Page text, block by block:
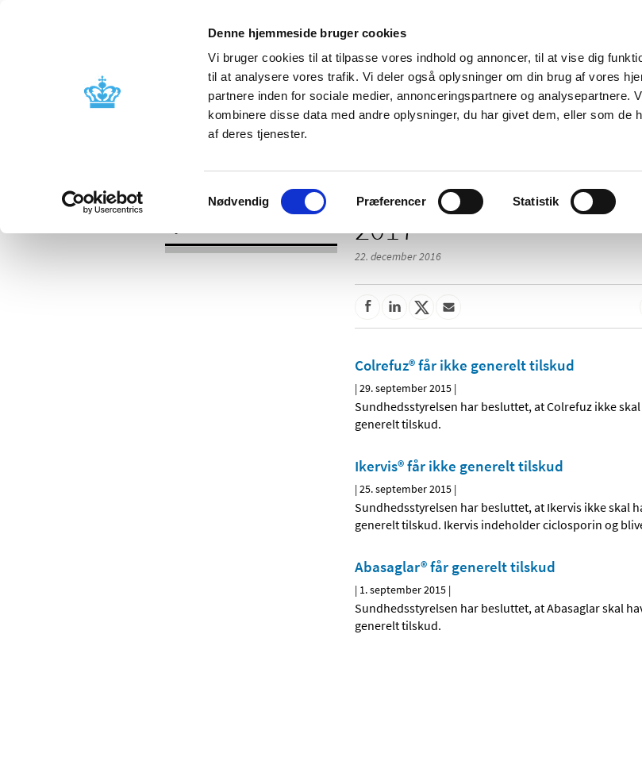
Denne hjemmeside bruger cookies
Vi bruger cookies til at tilpasse vores indhold og annoncer, til at vise dig
til at analysere vores trafik. Vi deler også oplysninger om din brug af vores
partnere inden for sociale medier, annonceringspartnere og analysepartnere.
kombinere disse data med andre oplysninger, du har givet dem, eller som de
af deres tjenester.
Samtykkevalg
Nødvendig Præferencer Statistik
Nyheder Om os
Godkendelse og
Bivirkninger og
produktinformation
Tilskud og
Apoteker og
2017
22. december 2016
Colrefuz® får ikke generelt tilskud
|29. september 2015 |
Sundhedsstyrelsen har besluttet, at Colrefuz ikke
generelt tilskud.
Ikervis® får ikke generelt tilskud
|25. september 2015 |
Sundhedsstyrelsen har besluttet, at Ikervis ikke skal
generelt tilskud. Ikervis indeholder ciclosporin og
Abasaglar® får generelt tilskud
| 1. september 2015 |
Sundhedsstyrelsen har besluttet, at Abasaglar skal
generelt tilskud.